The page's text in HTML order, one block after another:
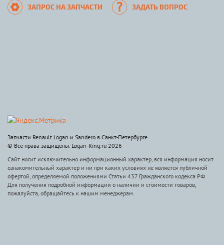
ЗАПРОС НА ЗАПЧАСТИ ЗАДАТЬ ВОПРОС
Запчасти Renault Logan и Sandero в Санкт-Петербурге
© Все права защищены. Logan-King.ru 2026
Сайт носит исключительно информационный характер, вся информация носит
ознакомительный характер и ни при каких условиях не является публичной
офертой, определяемой положениями Статьи 437 Гражданского кодекса РФ.
Для получения подробной информации о наличии и стоимости товаров,
пожалуйста, обращайтесь к нашим менеджерам.